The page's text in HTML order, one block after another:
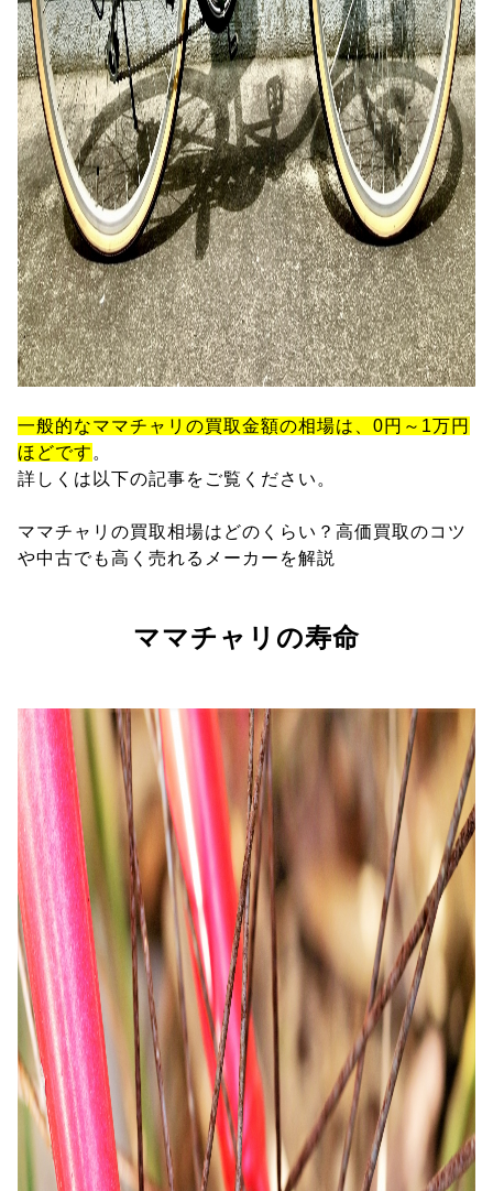
一般的なママチャリの買取金額の相場は、0円～1万円
ほどです 。
詳しくは以下の記事をご覧ください。
ママチャリの買取相場はどのくらい？高価買取のコツ
や中古でも高く売れるメーカーを解説
ママチャリの寿命